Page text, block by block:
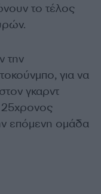
το τέλος
την
για να
γκαρντ
25χρονος
επόμενη ομάδα